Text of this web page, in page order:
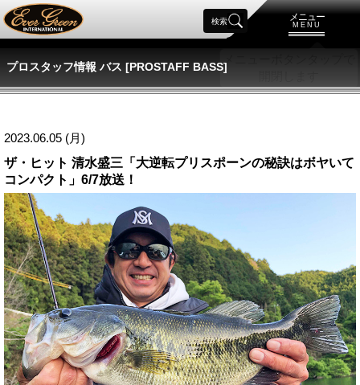
メニュー
MENU
検索
プロスタッフ情報 バス [PROSTAFF BASS]
2023.06.05 (月)
ザ・ヒット 清水盛三「大逆転プリスポーンの秘訣はボヤいて
コンパクト」6/7放送！